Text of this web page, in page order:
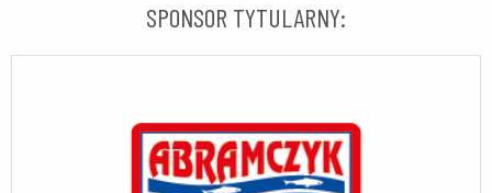
SPONSOR TYTULARNY: